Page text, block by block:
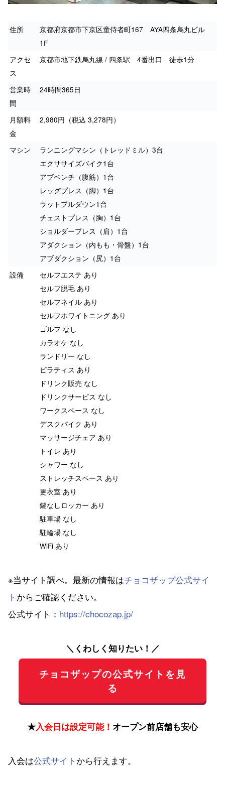
住所
京都府京都市下京区童侍者町167 AYA四条烏丸ビル
1F
アクセ
ス
京都市地下鉄烏丸線 / 四条駅 4番出口 徒歩1分
営業時
間
24時間365日
月額料
金
2,980円（税込 3,278円）
マシン
ランニングマシン（トレッドミル）3台
エクササイズバイク1台
アブベンチ（腹筋）1台
レッグプレス（脚）1台
ラットプルダウン1台
チェストプレス（胸）1台
ショルダープレス（肩）1台
アダクション（内もも・骨盤）1台
アブダクション（尻）1台
設備
セルフエステ あり
セルフ脱毛 あり
セルフネイル あり
セルフホワイトニング あり
ゴルフ なし
カラオケ なし
ランドリー なし
ピラティス あり
ドリンク販売 なし
ドリンクサービス なし
ワークスペース なし
デスクバイク あり
マッサージチェア あり
トイレ あり
シャワー なし
ストレッチスペース あり
更衣室 あり
鍵なしロッカー あり
駐車場 なし
駐輪場 なし
WiFi あり
※当サイト調べ。最新の情報はチョコザップ公式サイ
ト からご確認ください。
公式サイト： https://chocozap.jp/
＼くわしく知りたい！／
チョコザップの公式サイトを見
る
★入会日は設定可能！ オープン前店舗も安心
入会は公式サイト から行えます。